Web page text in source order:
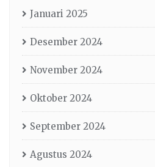
Januari 2025
Desember 2024
November 2024
Oktober 2024
September 2024
Agustus 2024